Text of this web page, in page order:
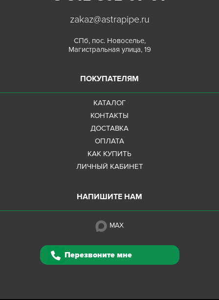
zakaz@astrapipe.ru
СПб, пос. Новоселье,
Магистральная улица, 19
ПОКУПАТЕЛЯМ
КАТАЛОГ
КОНТАКТЫ
ДОСТАВКА
ОПЛАТА
КАК КУПИТЬ
ЛИЧНЫЙ КАБИНЕТ
НАПИШИТЕ НАМ
MAX
Перезвоните мне